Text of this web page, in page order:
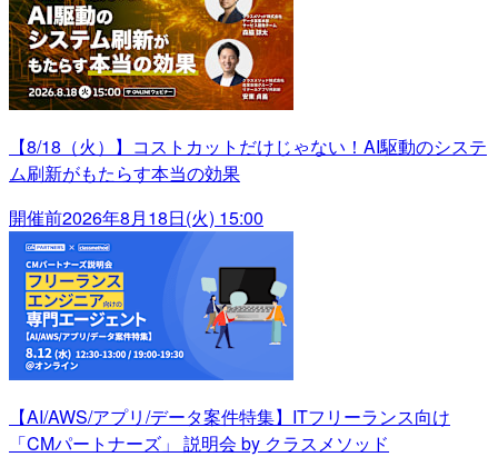
【8/18（火）】コストカットだけじゃない！AI駆動のシステ
ム刷新がもたらす本当の効果
開催前2026年8月18日(火) 15:00
【AI/AWS/アプリ/データ案件特集】ITフリーランス向け
「CMパートナーズ」 説明会 by クラスメソッド